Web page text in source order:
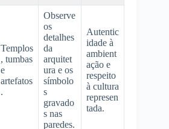
Templos
, tumbas
e
artefatos
.
Observe
os
detalhes
da
arquitet
ura e os
símbolo
s
gravado
s nas
paredes.
Autentic
idade à
ambient
ação e
respeito
à cultura
represen
tada.